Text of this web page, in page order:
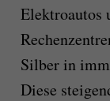
Elektroautos
Silber in
Diese